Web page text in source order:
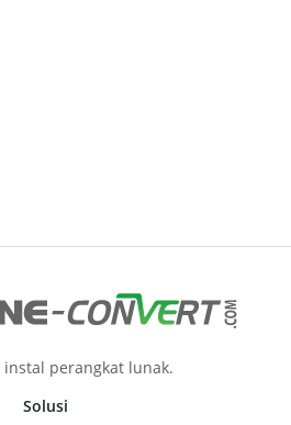
perangkat lunak.
Solusi